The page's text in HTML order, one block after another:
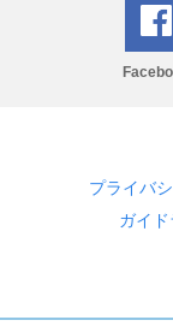
プライバ
ガイ